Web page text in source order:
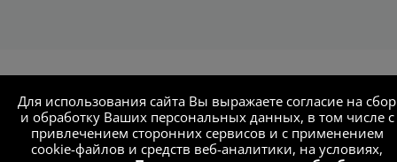
Для использования сайта Вы выражаете согласие на сбор
и обработку Ваших персональных данных, в том числе с
привлечением сторонних сервисов и с применением
cookie-файлов и средств веб-аналитики, на условиях,